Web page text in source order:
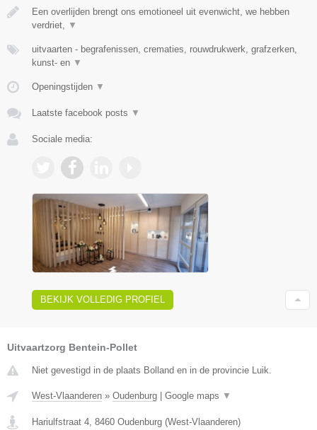
Een overlijden brengt ons emotioneel uit evenwicht, we hebben
verdriet,
▼
uitvaarten - begrafenissen, crematies, rouwdrukwerk, grafzerken,
kunst- en ▼
Openingstijden ▼
Laatste facebook posts ▼
Sociale media:
BEKIJK VOLLEDIG PROFIEL
Uitvaartzorg Bentein-Pollet
Niet gevestigd in de plaats Bolland en in de provincie Luik.
West-Vlaanderen » Oudenburg | Google maps ▼
Hariulfstraat 4 8460 Oudenburg (West-Vlaanderen)